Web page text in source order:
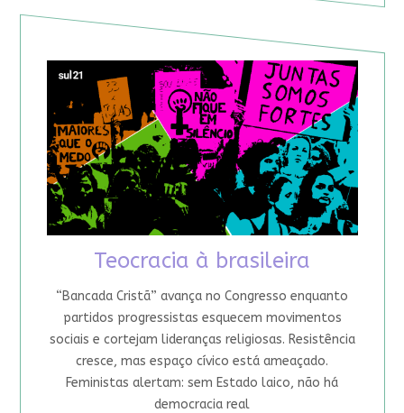
Teocracia à brasileira
“Bancada Cristã” avança no Congresso enquanto
partidos progressistas esquecem movimentos
sociais e cortejam lideranças religiosas. Resistência
cresce, mas espaço cívico está ameaçado.
Feministas alertam: sem Estado laico, não há
democracia real